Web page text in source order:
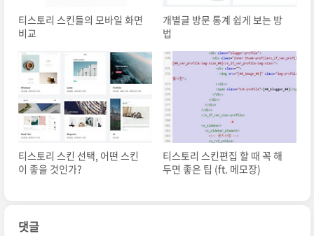
티스토리 스킨들의 모바일 화면
비교
개별글 방문 통계 쉽게 보는 방
법
티스토리 스킨 선택, 어떤 스킨
이 좋을 것인가?
티스토리 스킨편집 할 때 꼭 해
두면 좋은 팁 (ft. 메모장)
댓글